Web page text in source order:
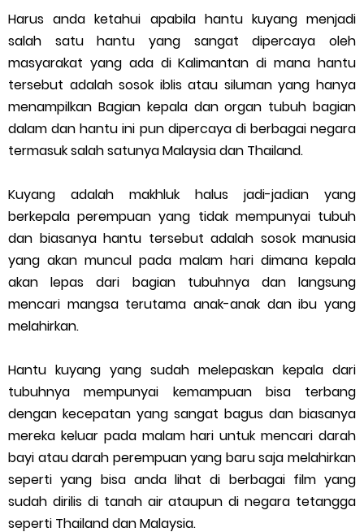
Harus anda ketahui apabila hantu kuyang menjadi
salah satu hantu yang sangat dipercaya oleh
masyarakat yang ada di Kalimantan di mana hantu
tersebut adalah sosok iblis atau siluman yang hanya
menampilkan Bagian kepala dan organ tubuh bagian
dalam dan hantu ini pun dipercaya di berbagai negara
termasuk salah satunya Malaysia dan Thailand.
Kuyang adalah makhluk halus jadi-jadian yang
berkepala perempuan yang tidak mempunyai tubuh
dan biasanya hantu tersebut adalah sosok manusia
yang akan muncul pada malam hari dimana kepala
akan lepas dari bagian tubuhnya dan langsung
mencari mangsa terutama anak-anak dan ibu yang
melahirkan.
Hantu kuyang yang sudah melepaskan kepala dari
tubuhnya mempunyai kemampuan bisa terbang
dengan kecepatan yang sangat bagus dan biasanya
mereka keluar pada malam hari untuk mencari darah
bayi atau darah perempuan yang baru saja melahirkan
seperti yang bisa anda lihat di berbagai film yang
sudah dirilis di tanah air ataupun di negara tetangga
seperti Thailand dan Malaysia.